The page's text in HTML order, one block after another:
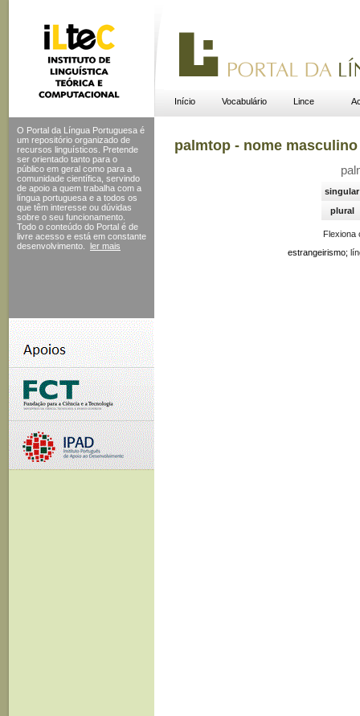
Início Vocabulário Lince
O Portal da Língua Portuguesa é
um repositório organizado de
recursos linguísticos. Pretende
ser orientado tanto para o
público em geral como para a
comunidade científica, servindo
de apoio a quem trabalha com a
língua portuguesa e a todos os
que têm interesse ou dúvidas
sobre o seu funcionamento.
Todo o conteúdo do Portal é de
livre acesso e está em constante
desenvolvimento.
ler mais
palmtop - nome masculino
singular
plural
Flexiona
estrangeirismo;